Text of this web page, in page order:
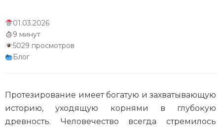
Протезирование в космической эре
Протезирование и спорт
Протезирование и робототехника
Протезирование и 3D-печать
01.03.2026
9 минут
5029 просмотров
Блог
Протезирование имеет богатую и захватывающую
историю, уходящую корнями в глубокую
древность. Человечество всегда стремилось